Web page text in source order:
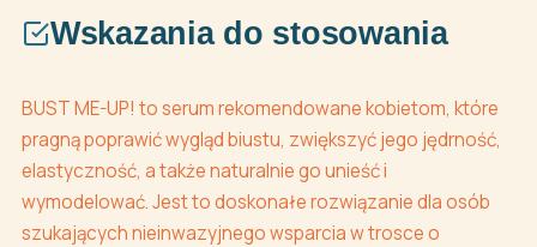
Wskazania do stosowania
BUST ME-UP! to serum rekomendowane kobietom, które
pragną poprawić wygląd biustu, zwiększyć jego jędrność,
elastyczność, a także naturalnie go unieść i
wymodelować. Jest to doskonałe rozwiązanie dla osób
szukających nieinwazyjnego wsparcia w trosce o